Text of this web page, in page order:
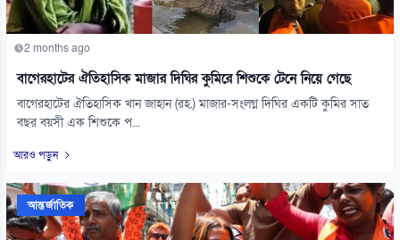
2 months ago
বাগেরহাটের ঐতিহাসিক মাজার দিঘির কুমিরে শিশুকে টেনে নিয়ে গেছে
বাগেরহাটের ঐতিহাসিক খান জাহান (রহ.) মাজার-সংলগ্ন দিঘির একটি কুমির সাত
বছর বয়সী এক শিশুকে প...
আরও পড়ুন
আন্তর্জাতিক